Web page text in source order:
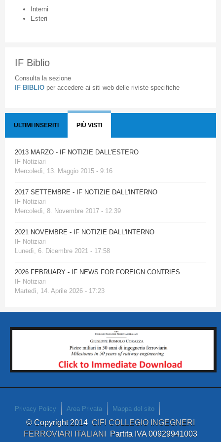
Interni
Esteri
IF Biblio
Consulta la sezione
IF BIBLIO per accedere ai siti web delle riviste specifiche
ULTIMI INSERITI PIÙ VISTI
2013 MARZO - IF NOTIZIE DALL'ESTERO
IF Notiziari
Mercoledì, 13. Maggio 2015 - 9:16
2017 SETTEMBRE - IF NOTIZIE DALL'INTERNO
IF Notiziari
Mercoledì, 8. Novembre 2017 - 12:39
2021 NOVEMBRE - IF NOTIZIE DALL'INTERNO
IF Notiziari
Lunedì, 6. Dicembre 2021 - 17:58
2026 FEBRUARY - IF NEWS FOR FOREIGN CONTRIES
IF Notiziari
Martedì, 14. Aprile 2026 - 17:23
Privacy Policy Area Privata Mappa del sito
© Copyright 2014 CIFI COLLEGIO INGEGNERI
FERROVIARI ITALIANI Partita IVA 00929941003